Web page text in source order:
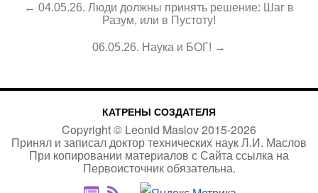
← 04.05.26. Люди должны принять решение: Шаг в
Разум, или в Пустоту!
06.05.26. Наука и БОГ! →
КАТРЕНЫ СОЗДАТЕЛЯ
Copyright © Leonid Maslov2015-2026
Принял и записал доктор технических наук Л.И. Маслов
При копировании материалов с Сайтассылка на
Первоисточникобязательна.